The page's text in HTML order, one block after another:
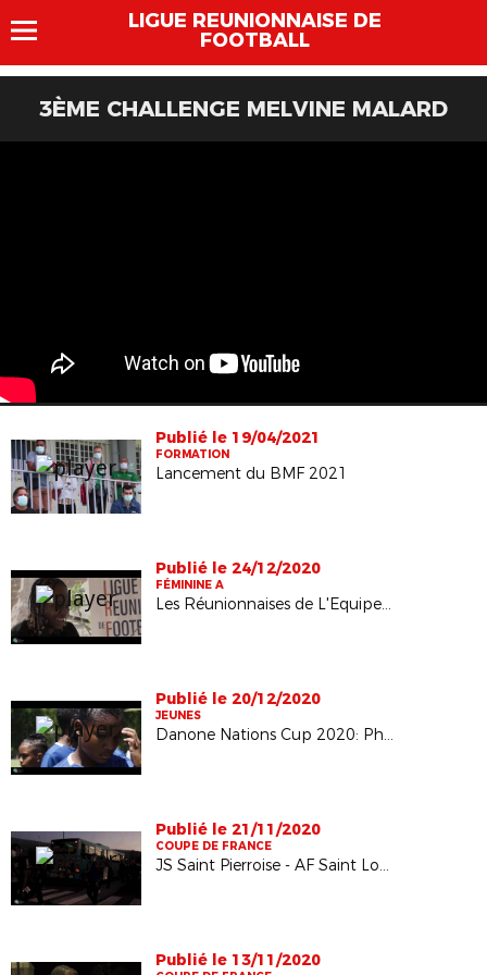
LIGUE REUNIONNAISE DE
FOOTBALL
3ÈME CHALLENGE MELVINE MALARD
Publié le 19/04/2021
FORMATION
Lancement du BMF 2021
Publié le 24/12/2020
FÉMININE A
Les Réunionnaises de L'Equipe de France en vacances
Publié le 20/12/2020
JEUNES
Danone Nations Cup 2020: Phase finale
Publié le 21/11/2020
COUPE DE FRANCE
JS Saint Pierroise - AF Saint Louis: 6ème tour de la coupe de France
Publié le 13/11/2020